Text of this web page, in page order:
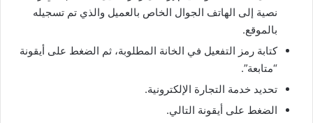
نصية إلى الهاتف الجوال الخاص بالعميل والذي تم تسجيله
بالموقع.
كتابة رمز التفعيل في الخانة المطلوبة، ثم الضغط على أيقونة
“متابعة”.
تحديد خدمة التجارة الإلكترونية.
الضغط على أيقونة التالي.